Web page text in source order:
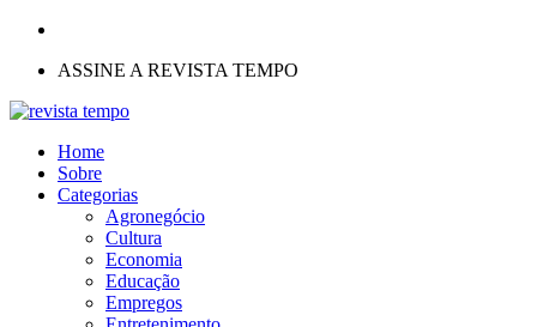
ASSINE A REVISTA TEMPO
Home
Sobre
Categorias
Agronegócio
Cultura
Economia
Educação
Empregos